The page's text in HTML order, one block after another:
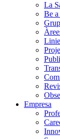
La
Be a
Empresa